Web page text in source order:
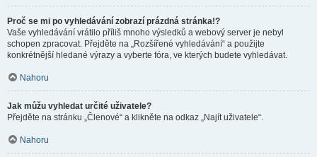
Proč se mi po vyhledávání zobrazí prázdná stránka!?
Vaše vyhledávání vrátilo příliš mnoho výsledků a webový server je nebyl
schopen zpracovat. Přejděte na „Rozšířené vyhledávání“ a použijte
konkrétnější hledané výrazy a vyberte fóra, ve kterých budete vyhledávat.
Nahoru
Jak můžu vyhledat určité uživatele?
Přejděte na stránku „Členové“ a klikněte na odkaz „Najít uživatele“.
Nahoru